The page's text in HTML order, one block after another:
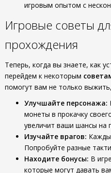
игровым опытом с
Игровые советы
прохождения
Теперь, когда вы знаете, как
перейдем к некоторым
помогут вам не только
Улучшайте персонажа:
монеты в прокачку
увеличит ваши шансы на
Изучайте врагов:
Попробуйте разные
Находите бонусы: В
которые могут давать